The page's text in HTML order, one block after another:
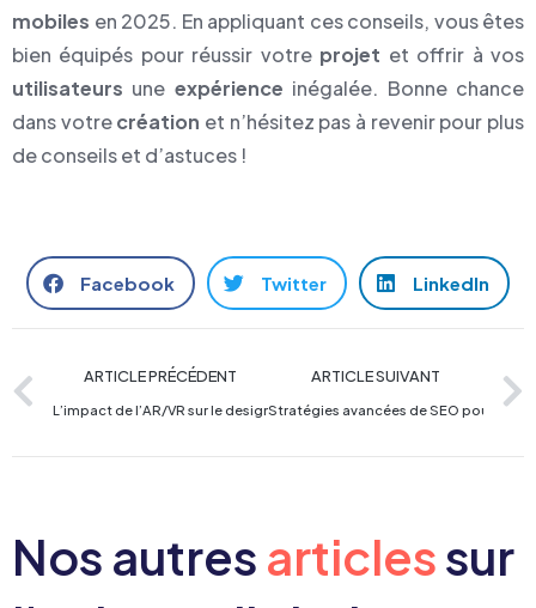
mobiles en 2025. En appliquant ces conseils, vous êtes
bien équipés pour réussir votre projet et offrir à vos
utilisateurs une expérience inégalée. Bonne chance
dans votrecréation et n’hésitez pas à revenir pour plus
de conseils et d’astuces !
Facebook Twitter LinkedIn
ARTICLE PRÉCÉDENT
L’impact de l’AR/VR sur le design et le développement web
ARTICLE SUIVANT
Stratégies avancées de SEO pour les
Nos autresarticlessur